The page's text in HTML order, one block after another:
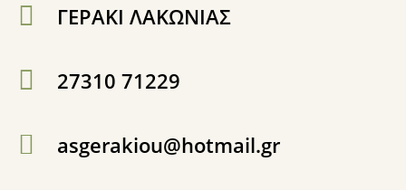
ΓΕΡΑΚΙ ΛΑΚΩΝΙΑΣ
27310 71229
asgerakiou@hotmail.gr